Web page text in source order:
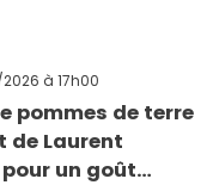
à 17h00
pommes de terre
de Laurent
un goût